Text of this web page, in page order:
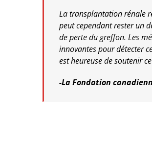
La transplantation rénale
peut cependant rester un
de perte du greffon. Les
innovantes pour détecter
est heureuse de soutenir
-La Fondation